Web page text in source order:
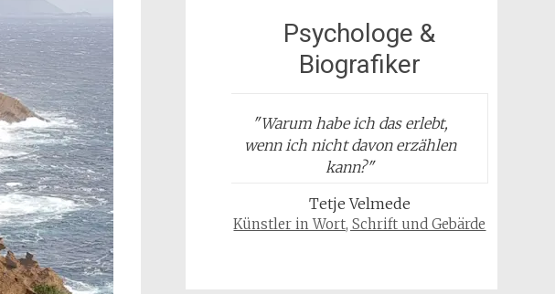
Psychologe &
Biografiker
"Warum habe ich das erlebt,
wenn ich nicht davon erzählen
kann?"
Tetje Velmede
Künstler in Wort, Schrift und Gebärde